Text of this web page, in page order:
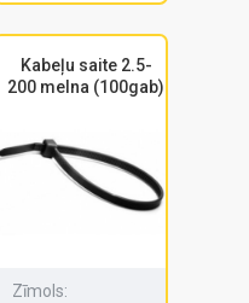
Kabeļu saite 2.5-
200 melna (100gab)
Zīmols: